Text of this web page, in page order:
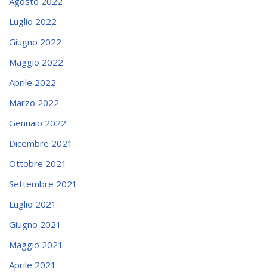
Luglio 2022
Giugno 2022
Maggio 2022
Aprile 2022
Marzo 2022
Gennaio 2022
Dicembre 2021
Ottobre 2021
Settembre 2021
Luglio 2021
Giugno 2021
Maggio 2021
Aprile 2021